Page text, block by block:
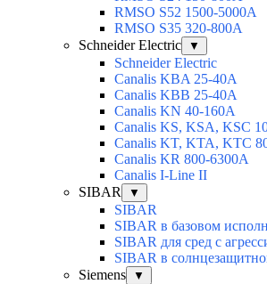
RMSO S52 1500-5000A
RMSO S35 320-800A
Schneider Electric
▼
Schneider Electric
Canalis KBA 25-40A
Canalis KBB 25-40A
Canalis KN 40-160A
Canalis KS, KSA, KSC
Canalis KT, KTA, KTC
Canalis KR 800-6300A
Canalis I-Line II
SIBAR
▼
SIBAR
SIBAR в базовом
SIBAR для сред с
SIBAR в
Siemens
▼